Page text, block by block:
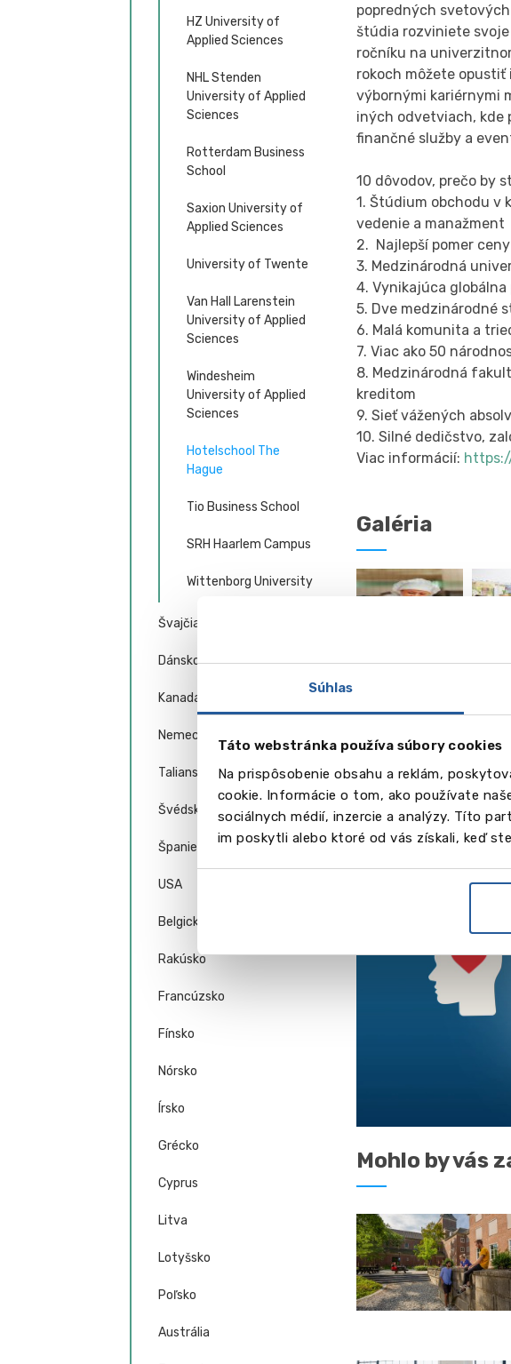
Súhlas
Táto webstránka používa súbory cookies
Na prispôsobenie obsahu a reklám,
cookie. Informácie o tom, ako používate
sociálnych médií, inzercie a analýzy. Títo
im poskytli alebo ktoré od vás získali, keď
HZ University of
Applied Sciences
NHL Stenden
University of Applied
Sciences
Rotterdam Business
School
Saxion University of
Applied Sciences
University of Twente
Van Hall Larenstein
University of Applied
Sciences
Windesheim
University of Applied
Sciences
Hotelschool The
Hague
Tio Business School
SRH Haarlem Campus
Wittenborg University
Švajčiarsko
Dánsko
Kanada
Nemecko
Taliansko
Švédsko
Španielsko
USA
Belgicko
Rakúsko
Francúzsko
Fínsko
Nórsko
Írsko
Grécko
Cyprus
Litva
Lotyšsko
Poľsko
Austrália
popredných
štúdia rozviniete
ročníku na
rokoch môžete
výbornými kariérnymi
iných odvetviach, kde
finančné služby a
10 dôvodov, prečo by
1. Štúdium obchodu v
vedenie a manažment
2. Najlepší pomer
3. Medzinárodná
4. Vynikajúca
5. Dve medzinárodné
6. Malá komunita a
7. Viac ako 50
8. Medzinárodná
kreditom
9. Sieť vážených
10. Silné dedičstvo,
Viac informácií:
Galéria
Video
Mohlo by vás